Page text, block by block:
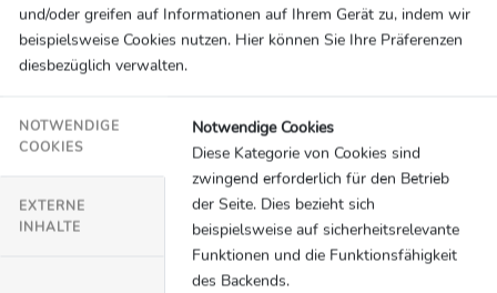
Geschwindigkeit und hätten vor dem Williams
bleiben können. Im Nachhinein hätte ich ihn auch
einfach fahren lassen können, aber ich wollte auch
Sergio Perez (Red Bull) zum Rennen:„Ich war nicht
in der Lage, Hamilton noch einzuholen. Ich konnte
ihn zunächst hinter mir halten, aber dann war er
heute auf einem anderen Planeten. Wir hatten
auch Pech mit dem virtuellen Safetycar, danach ist
und/oder greifen auf Informationen auf Ihrem Gerät zu, indem wir
beispielsweise Cookies nutzen. Hier können Sie Ihre Präferenzen
diesbezüglich verwalten.
NOTWENDIGE
COOKIES
EXTERNE
INHALTE
Notwendige Cookies
Diese Kategorie von Cookies sind
zwingend erforderlich für den Betrieb
der Seite. Dies bezieht sich
beispielsweise auf sicherheitsrelevante
Funktionen und die Funktionsfähigkeit
des Backends.